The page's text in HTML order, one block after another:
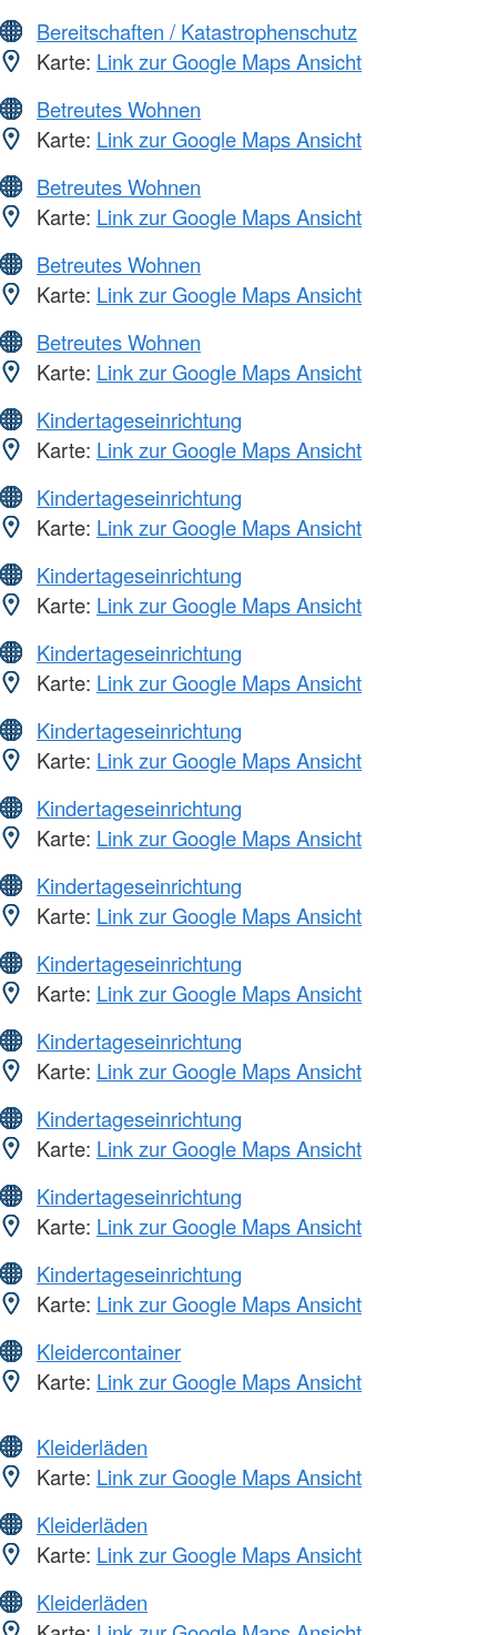
Bereitschaften / Katastrophenschutz
Karte: Link zur Google Maps Ansicht
Betreutes Wohnen
Karte: Link zur Google Maps Ansicht
Betreutes Wohnen
Karte: Link zur Google Maps Ansicht
Betreutes Wohnen
Karte: Link zur Google Maps Ansicht
Betreutes Wohnen
Karte: Link zur Google Maps Ansicht
Kindertageseinrichtung
Karte: Link zur Google Maps Ansicht
Kindertageseinrichtung
Karte: Link zur Google Maps Ansicht
Kindertageseinrichtung
Karte: Link zur Google Maps Ansicht
Kindertageseinrichtung
Karte: Link zur Google Maps Ansicht
Kindertageseinrichtung
Karte: Link zur Google Maps Ansicht
Kindertageseinrichtung
Karte: Link zur Google Maps Ansicht
Kindertageseinrichtung
Karte: Link zur Google Maps Ansicht
Kindertageseinrichtung
Karte: Link zur Google Maps Ansicht
Kindertageseinrichtung
Karte: Link zur Google Maps Ansicht
Kindertageseinrichtung
Karte: Link zur Google Maps Ansicht
Kindertageseinrichtung
Karte: Link zur Google Maps Ansicht
Kindertageseinrichtung
Karte: Link zur Google Maps Ansicht
Kleidercontainer
Karte: Link zur Google Maps Ansicht
Kleiderläden
Karte: Link zur Google Maps Ansicht
Kleiderläden
Karte: Link zur Google Maps Ansicht
Kleiderläden